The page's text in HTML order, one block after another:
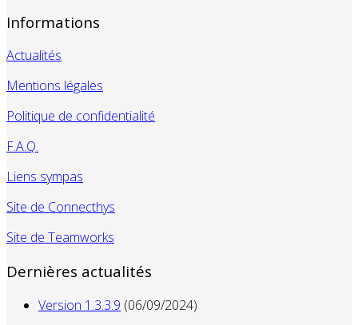
Informations
Actualités
Mentions légales
Politique de confidentialité
F.A.Q.
Liens sympas
Site de Connecthys
Site de Teamworks
Dernières actualités
Version 1.3.3.9 (06/09/2024)